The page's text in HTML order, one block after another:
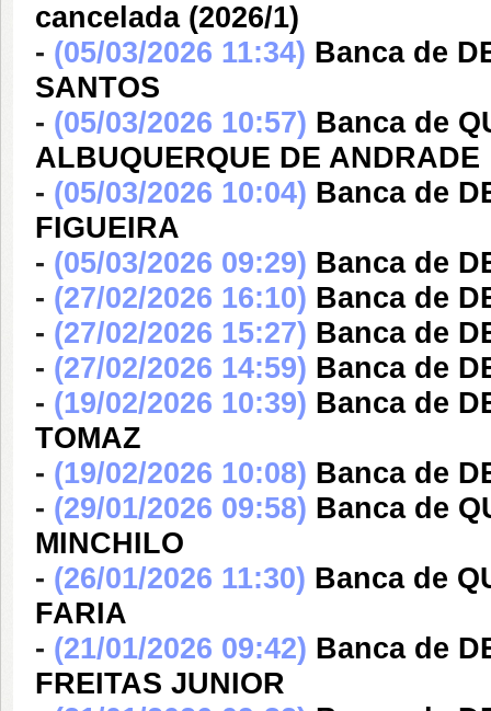
cancelada (2026/1)
- (05/03/2026 11:34) Banca de
SANTOS
- (05/03/2026 10:57) Banca de
ALBUQUERQUE DE ANDRADE
- (05/03/2026 10:04) Banca de
FIGUEIRA
- (05/03/2026 09:29) Banca de
- (27/02/2026 16:10) Banca de
- (27/02/2026 15:27) Banca de
- (27/02/2026 14:59) Banca de
- (19/02/2026 10:39) Banca de
TOMAZ
- (19/02/2026 10:08) Banca de
- (29/01/2026 09:58) Banca de
MINCHILO
- (26/01/2026 11:30) Banca de
FARIA
- (21/01/2026 09:42) Banca de
FREITAS JUNIOR